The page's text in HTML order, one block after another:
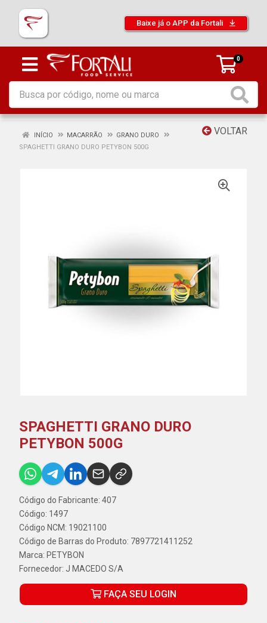
Baixe já o APP da Fortali
0
VOLTAR
INÍCIO MACARRÃO
GRANO DURO
SPAGHETTI GRANO DURO PETYBON 500G
SPAGHETTI GRANO DURO
PETYBON 500G
Código do Fabricante: 407
Código: 1497
Código NCM: 19021100
Código de Barras do Produto: 7897721411252
Marca: PETYBON
Fornecedor: J MACEDO S/A
FAÇA SEU LOGIN